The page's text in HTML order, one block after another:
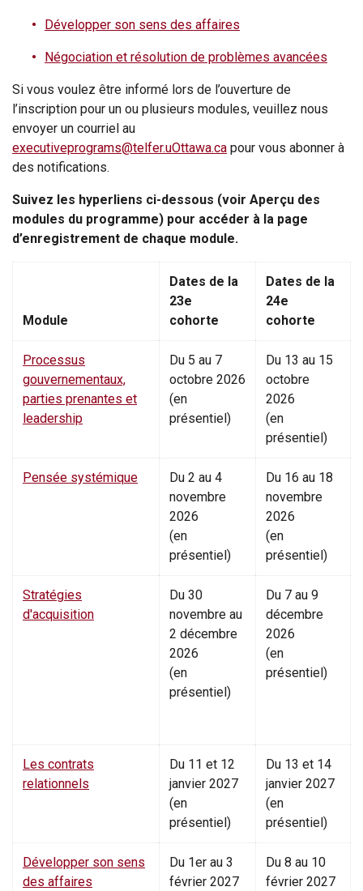
Développer son sens des affaires
Négociation et résolution de problèmes avancées
Si vous voulez être informé lors de l’ouverture de
l’inscription pour un ou plusieurs modules, veuillez nous
envoyer un courriel au
executiveprograms@telfer.uOttawa.ca pour vous abonner à
des notifications.
Suivez les hyperliens ci-dessous (voir Aperçu des
modules du programme) pour accéder à la page
d’enregistrement de chaque module.
Module
Dates de la
23e
cohorte
Dates de la
24e
cohorte
Processus
gouvernementaux,
parties prenantes et
leadership
Du 5 au 7
octobre 2026
(en
présentiel)
Du 13 au 15
octobre
2026
(en
présentiel)
Pensée systémique
Du 2 au 4
novembre
2026
(en
présentiel)
Du 16 au 18
novembre
2026
(en
présentiel)
Stratégies
d'acquisition
Du 30
novembre au
2 décembre
2026
(en
présentiel)
Du 7 au 9
décembre
2026
(en
présentiel)
Les contrats
relationnels
Du 11 et 12
janvier 2027
(en
présentiel)
Du 13 et 14
janvier 2027
(en
présentiel)
Développer son sens
des affaires
Du 1er au 3
février 2027
Du 8 au 10
février 2027